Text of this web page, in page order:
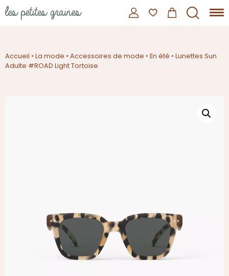
Accueil • La mode • Accessoires de mode • En été • Lunettes Sun
Adulte #ROAD Light Tortoise